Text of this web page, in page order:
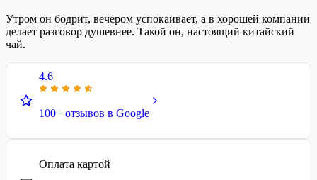
Утром он бодрит, вечером успокаивает, а в хорошей компании
делает разговор душевнее. Такой он, настоящий китайский
чай.
4.6
100+ отзывов в Google
Оплата картой